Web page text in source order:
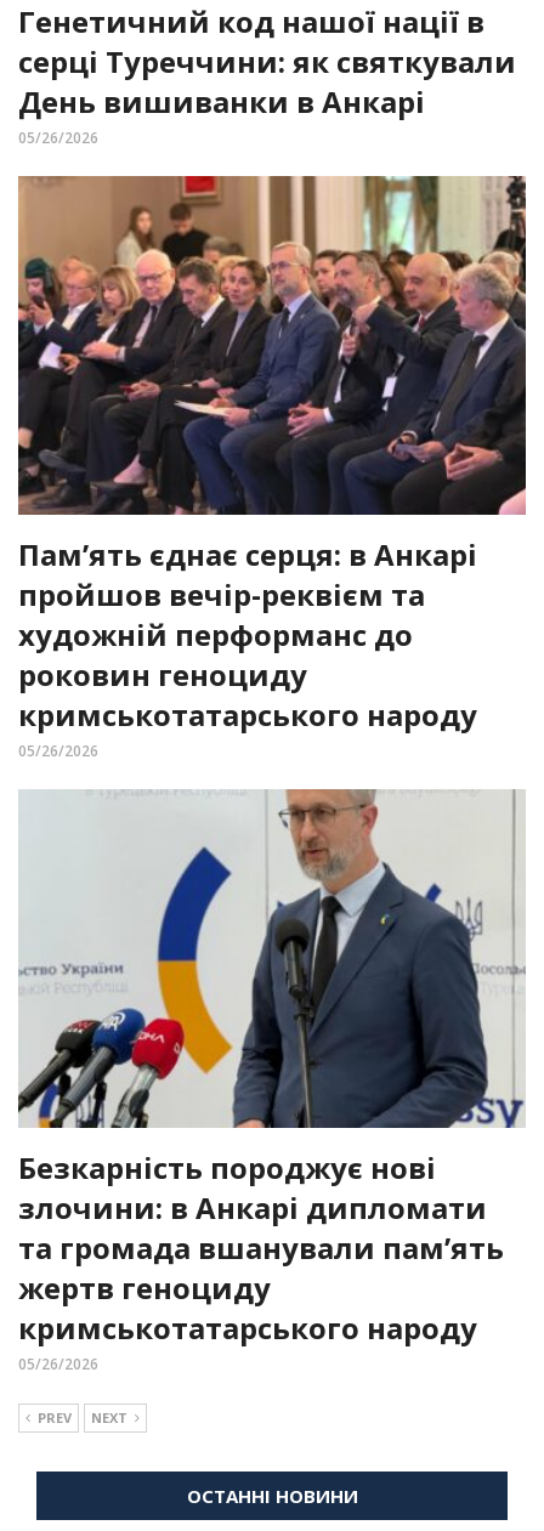
Генетичний код нашої нації в
серці Туреччини: як святкували
День вишиванки в Анкарі
05/26/2026
Пам’ять єднає серця: в Анкарі
пройшов вечір-реквієм та
художній перформанс до
роковин геноциду
кримськотатарського народу
05/26/2026
Безкарність породжує нові
злочини: в Анкарі дипломати
та громада вшанували пам’ять
жертв геноциду
кримськотатарського народу
05/26/2026
PREV NEXT
ОСТАННІ НОВИНИ